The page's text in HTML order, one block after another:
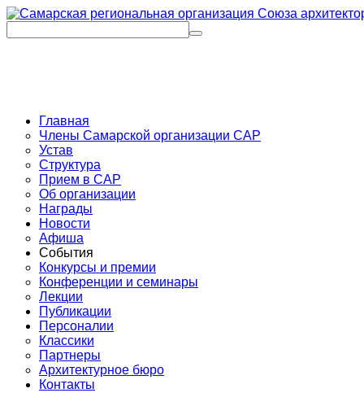
Главная
Члены Самарской организации САР
Устав
Структура
Прием в САР
Об организации
Награды
Новости
Афиша
События
Конкурсы и премии
Конференции и семинары
Лекции
Публикации
Персоналии
Классики
Партнеры
Архитектурное бюро
Контакты